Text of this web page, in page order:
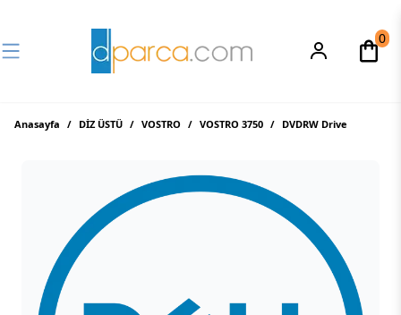
0
Anasayfa / DİZ ÜSTÜ / VOSTRO / VOSTRO 3750 / DVDRW Drive